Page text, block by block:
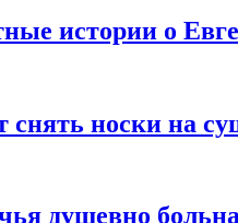
истории о
снять носки на
душевно